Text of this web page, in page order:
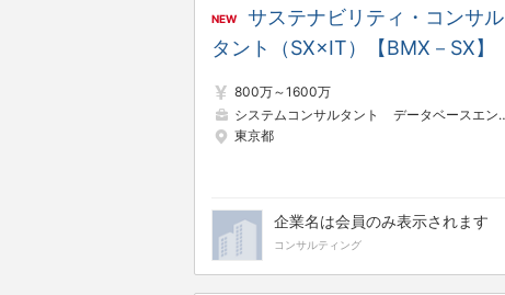
NEW
サステナビリティ・コンサル
タント（SX×IT）【BMX－SX】
800万～1600万
システムコンサルタント
データベースエンジニア
東京都
企業名は会員のみ表示されます
コンサルティング